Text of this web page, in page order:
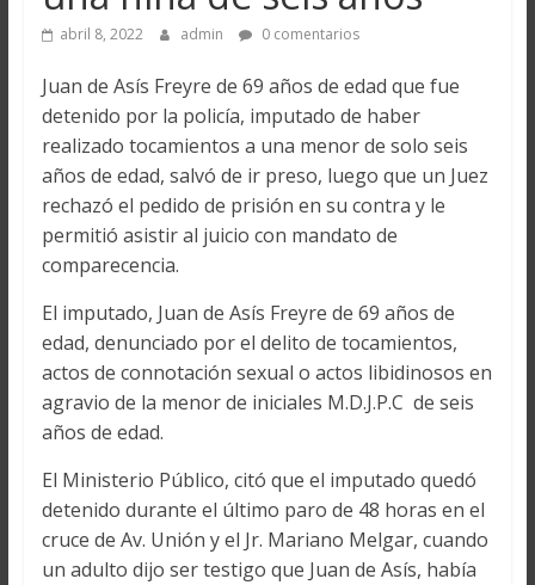
abril 8, 2022 admin 0 comentarios
Juan de Asís Freyre de 69 años de edad que fue
detenido por la policía, imputado de haber
realizado tocamientos a una menor de solo seis
años de edad, salvó de ir preso, luego que un Juez
rechazó el pedido de prisión en su contra y le
permitió asistir al juicio con mandato de
comparecencia.
El imputado, Juan de Asís Freyre de 69 años de
edad, denunciado por el delito de tocamientos,
actos de connotación sexual o actos libidinosos en
agravio de la menor de iniciales M.D.J.P.C de seis
años de edad.
El Ministerio Público, citó que el imputado quedó
detenido durante el último paro de 48 horas en el
cruce de Av. Unión y el Jr. Mariano Melgar, cuando
un adulto dijo ser testigo que Juan de Asís, había